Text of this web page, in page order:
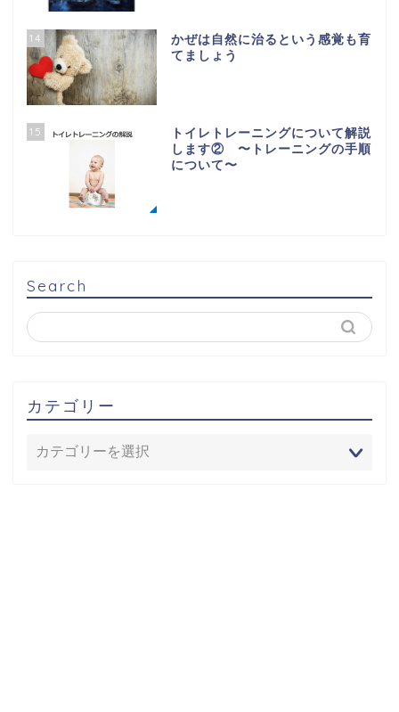
14
かぜは自然に治るという感覚も育
てましょう
15
トイレトレーニングについて解説
します② 〜トレーニングの手順
について〜
Search
カテゴリー